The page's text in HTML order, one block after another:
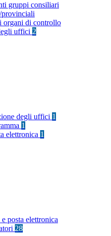
gruppi consiliari
organi di controllo
uffici 2
degli uffici 1
1
elettronica 1
posta elettronica
28